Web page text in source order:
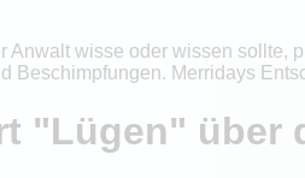
Anwalt wisse oder wissen sollte,
Beschimpfungen. Merridays
"Lügen" über